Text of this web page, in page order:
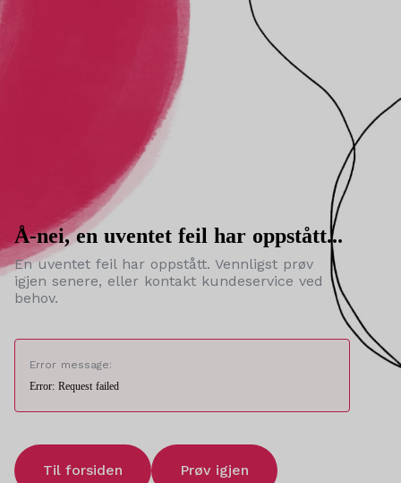
Å-nei, en uventet feil har oppstått...
En uventet feil har oppstått. Vennligst prøv
igjen senere, eller kontakt kundeservice ved
behov.
Error message:
Error: Request failed
Til forsiden Prøv igjen